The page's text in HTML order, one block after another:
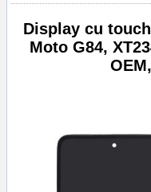
Display cu
Moto G84,